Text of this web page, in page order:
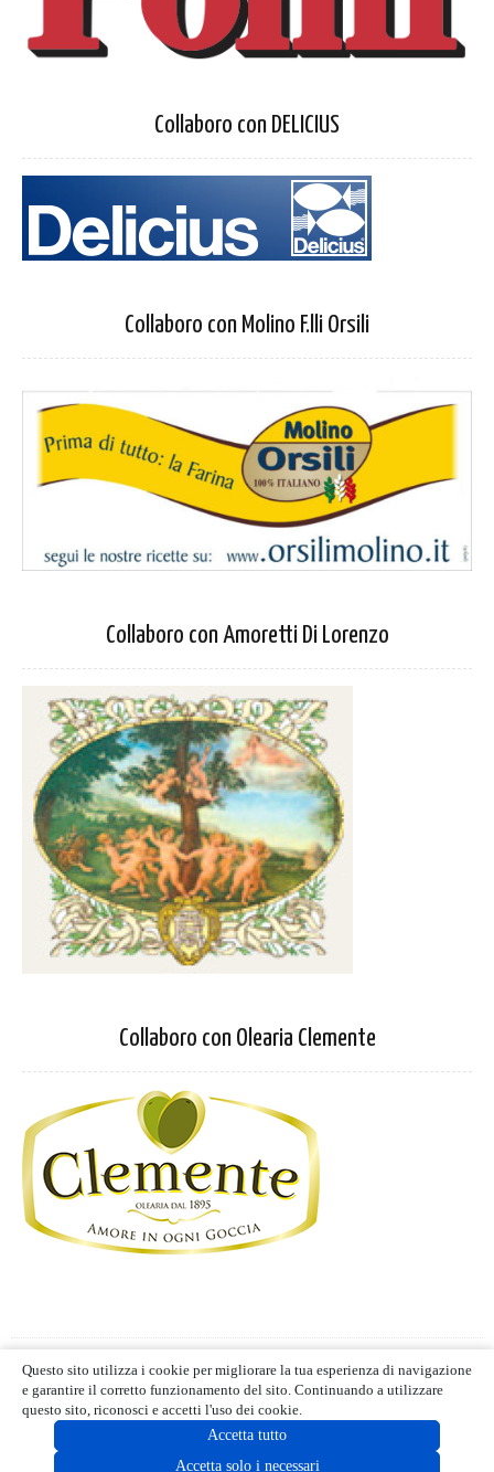
Collaboro con DELICIUS
Collaboro con Molino F.lli Orsili
Collaboro con Amoretti Di Lorenzo
Collaboro con Olearia Clemente
Termini d'uso- Blog editoriale
MIND CUCINA E GUSTO | ALL RIGHTS RESERVED | © 2021
Questo sito utilizza i cookie per migliorare la tua esperienza di navigazione
e garantire il corretto funzionamento del sito. Continuando a utilizzare
questo sito, riconosci e accetti l'uso dei cookie.
Accetta tutto
Accetta solo i necessari